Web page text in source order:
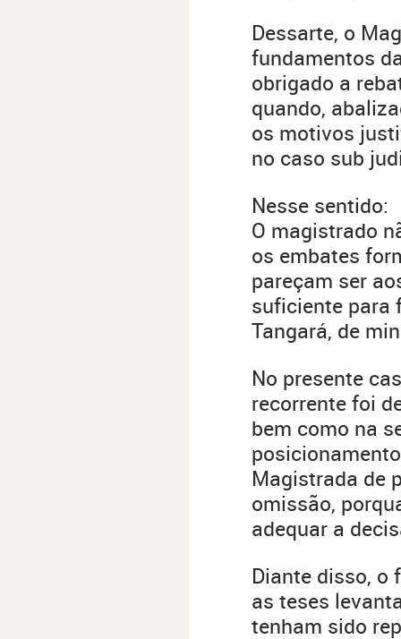
Dessarte, o
fundamentos
obrigado a
quando,
os motivos
no caso sub
Nesse sentido:
O magistrado
os embates
pareçam ser
suficiente para
Tangará, de
No presente
recorrente foi
bem como na
Magistrada de
omissão,
adequar a
Diante disso, o
as teses
tenham sido